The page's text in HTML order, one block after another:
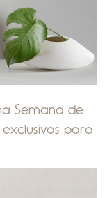
Semana de
para